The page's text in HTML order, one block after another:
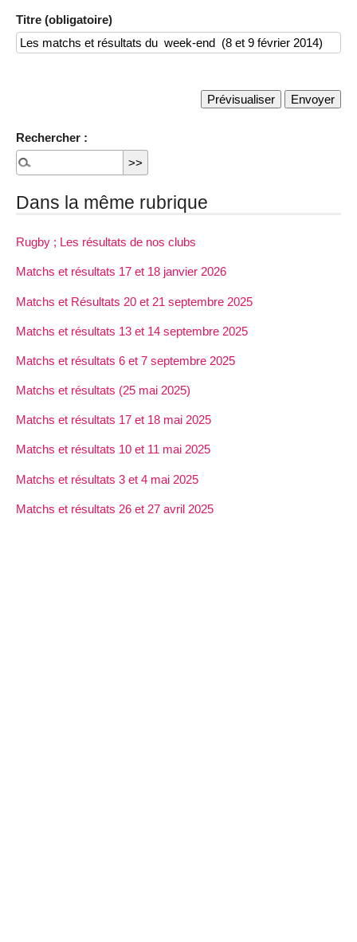
Titre (obligatoire)
Rechercher :
Dans la même rubrique
Rugby ; Les résultats de nos clubs
Matchs et résultats 17 et 18 janvier 2026
Matchs et Résultats 20 et 21 septembre 2025
Matchs et résultats 13 et 14 septembre 2025
Matchs et résultats 6 et 7 septembre 2025
Matchs et résultats (25 mai 2025)
Matchs et résultats 17 et 18 mai 2025
Matchs et résultats 10 et 11 mai 2025
Matchs et résultats 3 et 4 mai 2025
Matchs et résultats 26 et 27 avril 2025